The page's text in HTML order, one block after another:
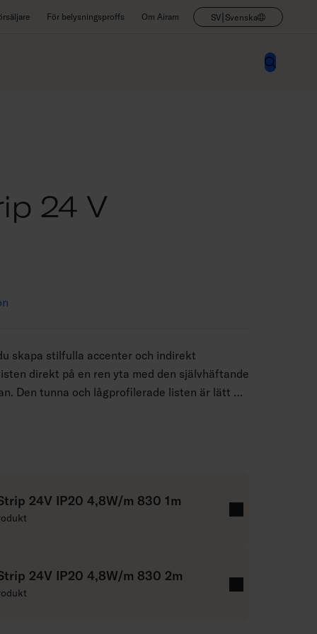
För belysningsproffs Om Airam SV| Svenska
24 V
skapa stilfulla accenter och indirekt
direkt på en ren yta med den självhäftande
Den tunna och lågprofilerade listen är lätt att
med vitt ljus (3000 K) samt ett
K). LED 24 V 4,8 W/m. Enkel och omedelbart
24V IP20 4,8W/m 830 1m
24V IP20 4,8W/m 830 2m